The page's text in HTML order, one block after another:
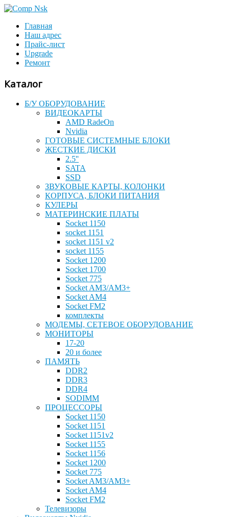
Главная
Наш адрес
Прайс-лист
Upgrade
Ремонт
Каталог
Б/У ОБОРУДОВАНИЕ
ВИДЕОКАРТЫ
AMD RadeOn
Nvidia
ГОТОВЫЕ СИСТЕМНЫЕ БЛОКИ
ЖЕСТКИЕ ДИСКИ
2.5''
SATA
SSD
ЗВУКОВЫЕ КАРТЫ, КОЛОНКИ
КОРПУСА, БЛОКИ ПИТАНИЯ
КУЛЕРЫ
МАТЕРИНСКИЕ ПЛАТЫ
Socket 1150
socket 1151
socket 1151 v2
socket 1155
Socket 1200
Socket 1700
Socket 775
Socket AM3/AM3+
Socket AM4
Socket FM2
комплекты
МОДЕМЫ, СЕТЕВОЕ ОБОРУДОВАНИЕ
МОНИТОРЫ
17-20
20 и более
ПАМЯТЬ
DDR2
DDR3
DDR4
SODIMM
ПРОЦЕССОРЫ
Socket 1150
Socket 1151
Socket 1151v2
Socket 1155
Socket 1156
Socket 1200
Socket 775
Socket AM3/AM3+
Socket AM4
Socket FM2
Телевизоры